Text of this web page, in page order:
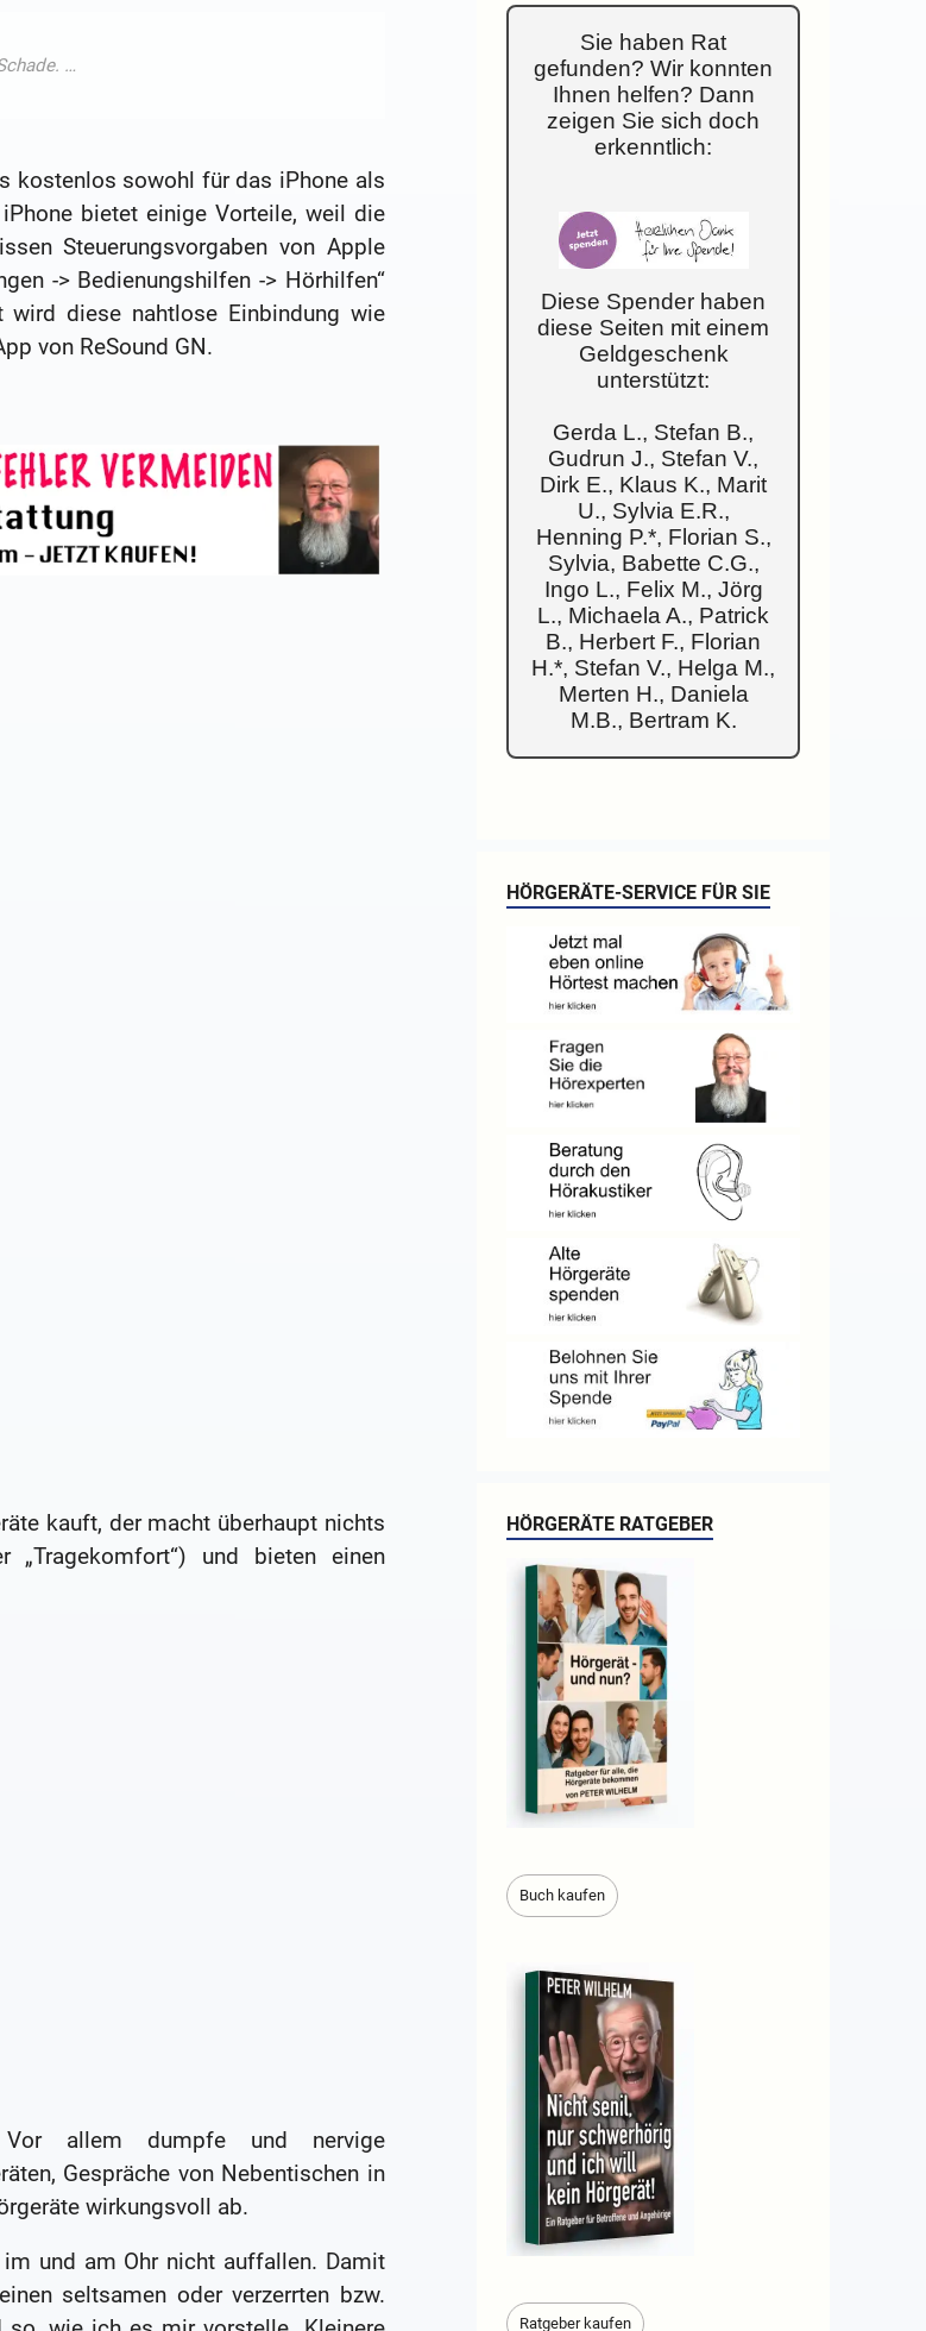
kostenlos sowohl für das iPhone als
bietet einige Vorteile, weil die
Steuerungsvorgaben von Apple
-> Bedienungshilfen -> Hörhilfen“
wird diese nahtlose Einbindung wie
von ReSound GN.
kauft, der macht überhaupt nichts
und bieten einen
Vor allem dumpfe und nervige
Gespräche von Nebentischen in
wirkungsvoll ab.
und am Ohr nicht auffallen. Damit
seltsamen oder verzerrten bzw.
Sie haben Rat
gefunden? Wir konnten
Ihnen helfen? Dann
zeigen Sie sich doch
erkenntlich:
Diese Spender haben
diese Seiten mit einem
Geldgeschenk
unterstützt:
Gerda L., Stefan B.,
Gudrun J., Stefan V.,
Dirk E., Klaus K., Marit
U., Sylvia E.R.,
Henning P.*, Florian S.,
Sylvia, Babette C.G.,
Ingo L., Felix M., Jörg
L., Michaela A., Patrick
B., Herbert F., Florian
H.*, Stefan V., Helga M.,
Merten H., Daniela
M.B., Bertram K.
HÖRGERÄTE-SERVICE FÜR SIE
HÖRGERÄTE RATGEBER
Buch kaufen
Ratgeber kaufen